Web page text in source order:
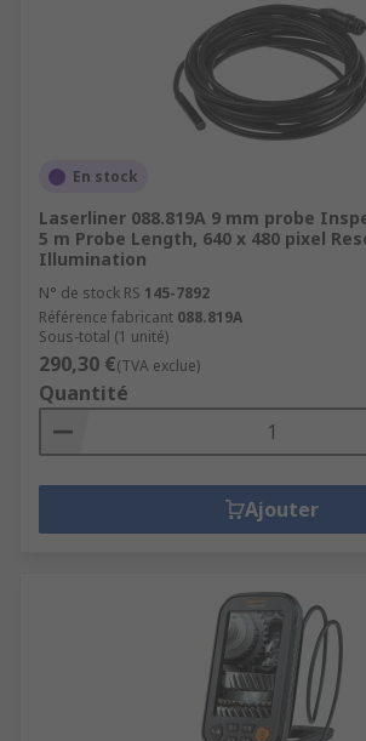
En stock
Laserliner 088.819A 9 mm probe
5 m Probe Length, 640 x 480 pixel
Illumination
N° de stock RS 145-7892
Référence fabricant 088.819A
Sous-total (1 unité)
290,30 €(TVA exclue)
Quantité
Ajouter